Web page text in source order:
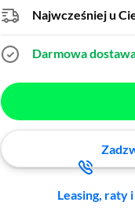
Najwcześniej u
Darmowa
Leasing, raty